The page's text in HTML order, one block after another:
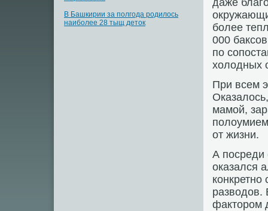
В Башкирии за полгода родилось
наиболее 28 тыщ деток
даже
более
000
по
холодных
При всем
мамой,
от жизни.
А посреди
оказался
разводов.
фактором